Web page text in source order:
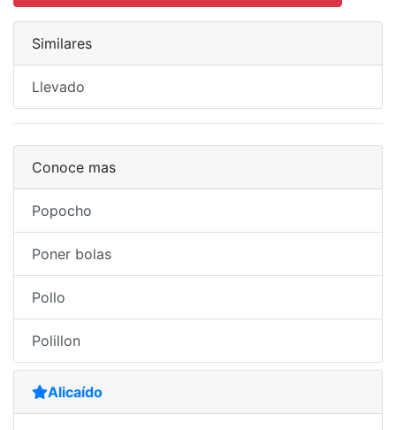
Similares
Llevado
Conoce mas
Popocho
Poner bolas
Pollo
Polillon
Alicaído